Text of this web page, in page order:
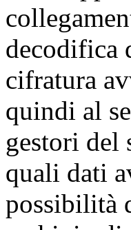
decodifica
cifratura
quindi al
gestori del
quali dati
possibilità